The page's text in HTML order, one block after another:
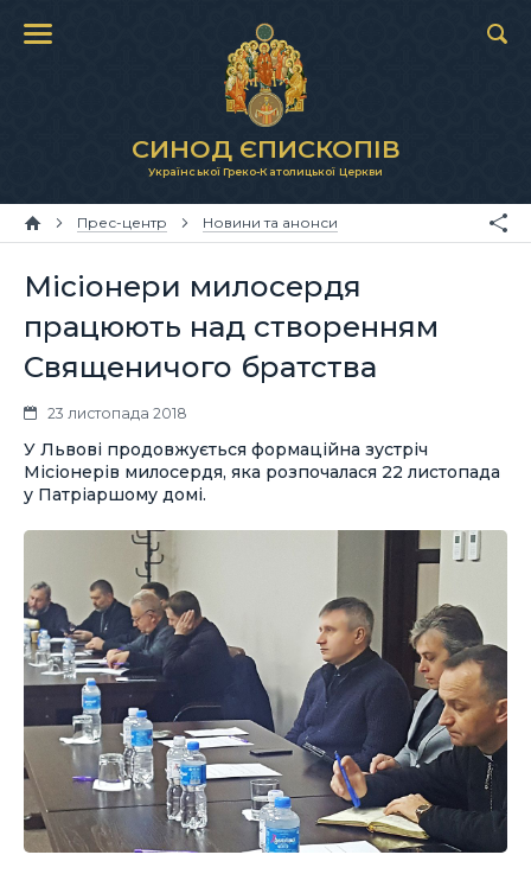
СИНОД ЄПИСКОПІВ
Української Греко-Католицької Церкви
Прес-центр Новини та анонси
Місіонери милосердя
працюють над створенням
Священичого братства
23 листопада 2018
У Львові продовжується формаційна зустріч
Місіонерів милосердя, яка розпочалася 22 листопада
у Патріаршому домі.